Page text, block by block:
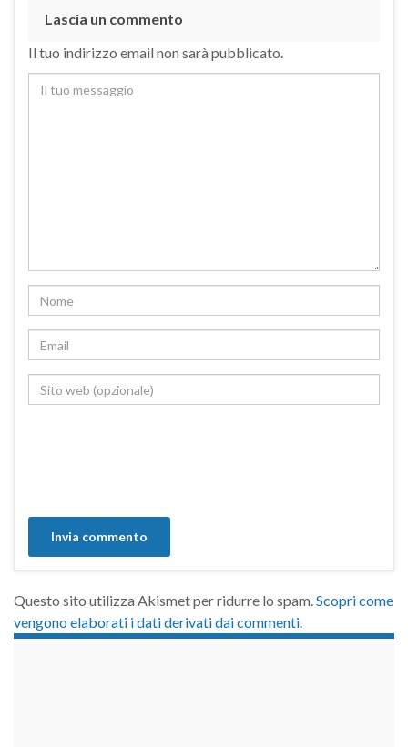
Lascia un commento
Il tuo indirizzo email non sarà pubblicato.
Questo sito utilizza Akismet per ridurre lo spam.Scopri come
vengono elaborati i dati derivati dai commenti.